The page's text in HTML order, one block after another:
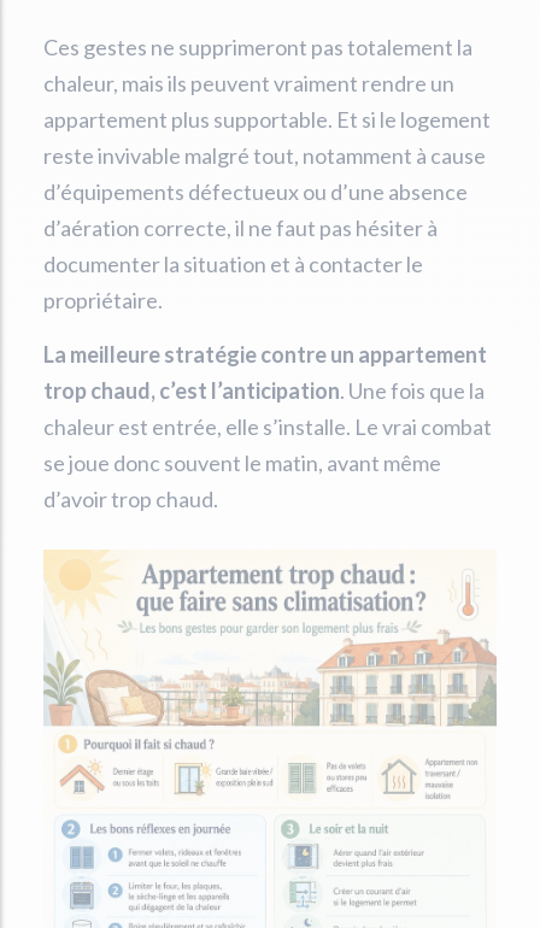
Ces gestes ne supprimeront pas totalement la
chaleur, mais ils peuvent vraiment rendre un
appartement plus supportable. Et si le logement
reste invivable malgré tout, notamment à cause
d’équipements défectueux ou d’une absence
d’aération correcte, il ne faut pas hésiter à
documenter la situation et à contacter le
propriétaire.
La meilleure stratégie contre un appartement
trop chaud, c’est l’anticipation. Une fois que la
chaleur est entrée, elle s’installe. Le vrai combat
se joue donc souvent le matin, avant même
d’avoir trop chaud.